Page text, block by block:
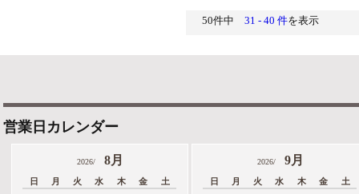
50件中 31 - 40 件を表示
営業日カレンダー
2026/ 8月
日 月 火 水 木 金 土
2026/ 9月
日 月 火 水 木 金 土